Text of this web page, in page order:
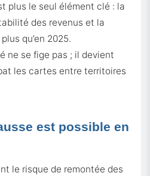
plus le seul élément clé : la
des revenus et la
qu’en 2025.
ne se fige pas ; il devient
les cartes entre territoires
est possible en
le risque de remontée des